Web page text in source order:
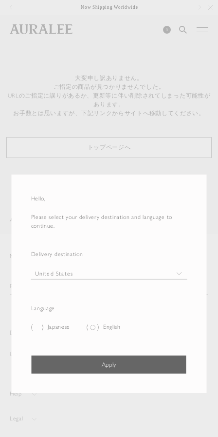
Hello,
Please select your delivery destination and language to
continue.
Delivery destination
Language
Japanese English
Apply
Now Shipping Worldwide
0
大変申し訳ありません。
ご指定の商品が見つかりませんでした。
URLのご指定に誤りがあるか、更新等に伴い削除されてしまった可能性が
あります。
お手数とは思いますが、下記リンクからサイトへ移動してください。
トップページへ
AURALEE ITEM
Newsletter
Delivery destination and Language
United States English
Help
Legal